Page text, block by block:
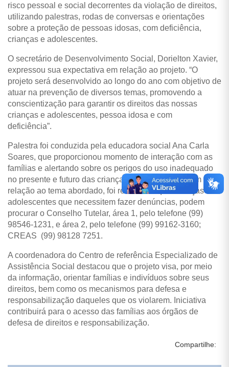
risco pessoal e social decorrentes da violação de direitos,
utilizando palestras, rodas de conversas e orientações
sobre a proteção de pessoas idosas, com deficiência,
crianças e adolescentes.
O secretário de Desenvolvimento Social, Dorielton Xavier,
expressou sua expectativa em relação ao projeto. “O
projeto será desenvolvido ao longo do ano com objetivo de
atuar na prevenção de diversos temas, promovendo a
conscientização para garantir os direitos das nossas
crianças e adolescentes, pessoa idosa e com
deficiência”.
Palestra foi conduzida pela educadora social Ana Carla
Soares, que proporcionou momento de interação com as
famílias e alertando sobre os perigos do uso inadequado
no presente e futuro das crianças e adolescentes. Em
relação ao tema abordado, foi ressaltado que crianças ou
adolescentes que necessitem fazer denúncias, podem
procurar o Conselho Tutelar, área 1, pelo telefone (99)
98546-1231, e área 2, pelo telefone (99) 99162-3160;
CREAS (99) 98128 7251.
A coordenadora do Centro de referência Especializado de
Assistência Social destacou que o projeto visa, por meio
da informação, orientar famílias e indivíduos sobre seus
direitos, bem como os mecanismos para defesa e
responsabilização daqueles que os violarem. Iniciativa
contribuirá para o acesso das famílias aos órgãos de
defesa de direitos e responsabilização.
Compartilhe: